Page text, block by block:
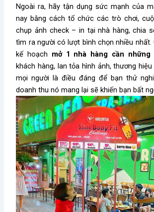
Ngoài ra, hãy tận dụng sức mạnh của
nay bằng cách tổ chức các trò chơi,
chụp ảnh check – in tại nhà hàng, chia
tìm ra người có lượt bình chọn nhiều
kế hoạch mở 1 nhà hàng cần những
khách hàng, lan tỏa hình ảnh, thương
mọi người là điều đáng để bạn thử
doanh thu nó mang lại sẽ khiến bạn bất